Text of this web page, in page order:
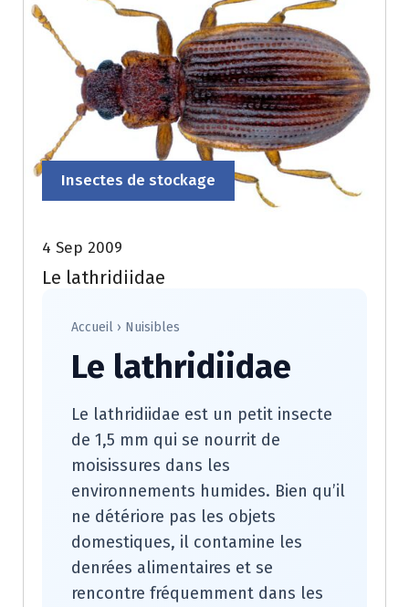
Insectes de stockage
4 Sep 2009
Le lathridiidae
Accueil › Nuisibles
Le lathridiidae
Le lathridiidae est un petit insecte
de 1,5 mm qui se nourrit de
moisissures dans les
environnements humides. Bien qu’il
ne détériore pas les objets
domestiques, il contamine les
denrées alimentaires et se
rencontre fréquemment dans les